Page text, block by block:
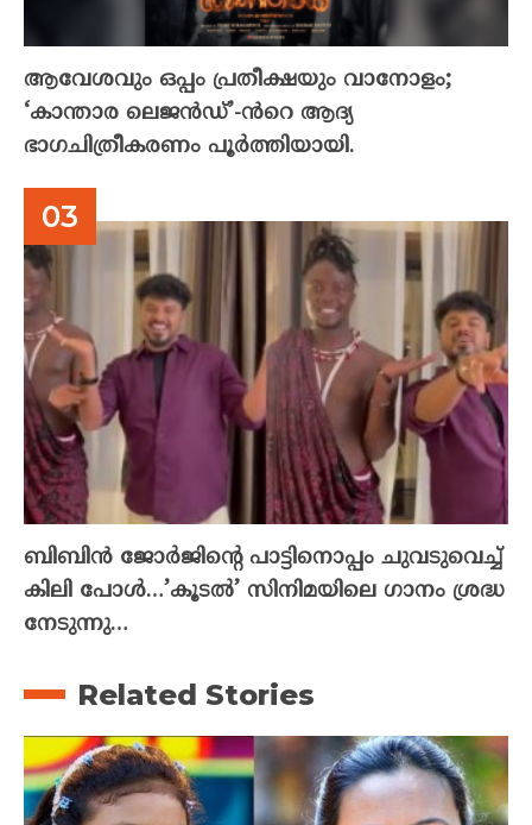
ആവേശവും ഒപ്പം പ്രതീക്ഷയും വാനോളം;
‘കാന്താര ലെജൻഡ്’-ൻറെ ആദ്യ
ഭാഗചിത്രീകരണം പൂർത്തിയായി.
ബിബിൻ ജോർജിന്റെ പാട്ടിനൊപ്പം ചുവടുവെച്ച്
കിലി പോൾ…’കൂടൽ’ സിനിമയിലെ ഗാനം ശ്രദ്ധ
നേടുന്നു…
Related Stories